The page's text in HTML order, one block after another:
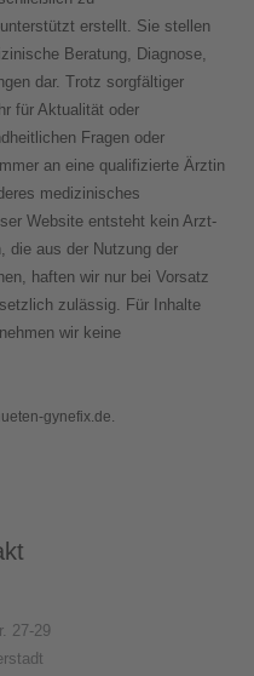
erstellt. Sie stellen
Beratung, Diagnose,
dar. Trotz sorgfältiger
für Aktualität oder
Fragen oder
an eine qualifizierte Ärztin
medizinisches
Website entsteht kein Arzt-
die aus der Nutzung der
haften wir nur bei Vorsatz
zulässig. Für Inhalte
wir keine
gynefix.de.
27-29